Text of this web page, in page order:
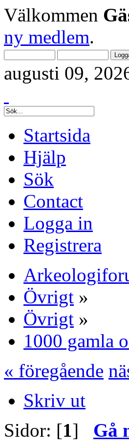
Välkommen
ny medlem.
augusti 09,
Startsida
Hjälp
Sök
Contact
Logga in
Registrera
Övrigt »
Övrigt »
1000 gamla
« föregående
Skriv ut
Sidor: [1] Gå